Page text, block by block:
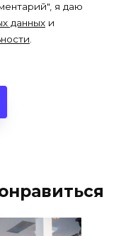
я даю
данных и
.